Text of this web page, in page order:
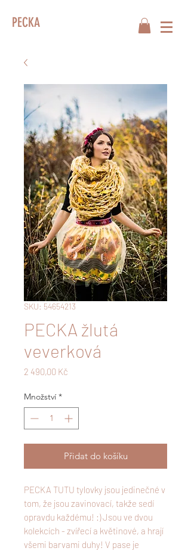
PECKA
SKU: 54654213
PECKA žlutá
veverková
2 490,00 Kč
Množství *
Přidat do košíku
PECKA TUTU tylovky jsou jedinečné v
tom, že jsou zavinovací, takže sedí
opravdu každému! :) Jsou ve dvou
kolekcích - zvířecí a květinové, a hrají
všemi barvami duhy! V pase je